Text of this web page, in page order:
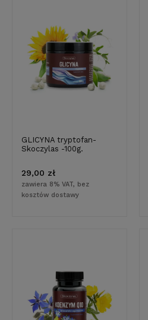
GLICYNA tryptofan-
Skoczylas -100g.
29,00 zł
zawiera 8% VAT, bez
kosztów dostawy